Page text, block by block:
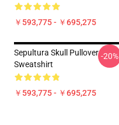
￥593,775 - ￥695,275
Sepultura Skull Pullover
Sweatshirt
￥593,775 - ￥695,275
-20%